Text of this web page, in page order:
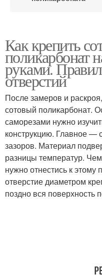
Неразъемные профили
Как крепить
поликарбонат
руками.
отверстий
После замеров и
сотовый поликарбонат.
саморезами нужно
конструкцию. Главное —
зазоров. Материал
разницы температур.
нужно отнестись к этому
отверстие диаметром
поздно вся поверхность